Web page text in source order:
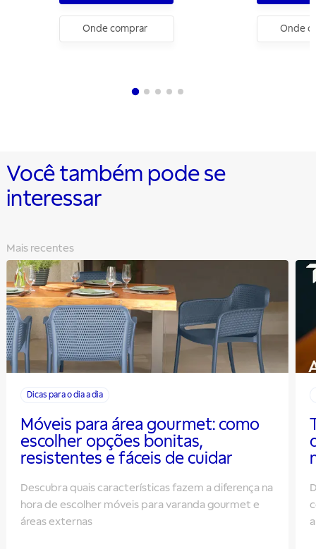
Onde comprar Onde
Você também pode se
interessar
Mais recentes
Dicas para o dia a dia
Móveis para área gourmet: como
escolher opções bonitas,
resistentes e fáceis de cuidar
Descubra quais características fazem a diferença na
hora de escolher móveis para varanda gourmet e
áreas externas